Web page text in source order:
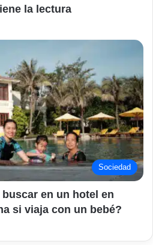
la lectura
Sociedad
en un hotel en
si viaja con un bebé?